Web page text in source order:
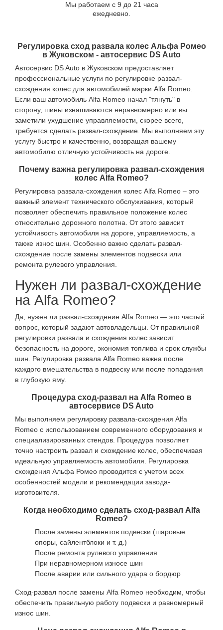
Мы работаем с 9 до 21 часа
ежедневно.
Регулировка сход развала колес Альфа Ромео
в Жуковском - автосервис DS Auto
Автосервис DS Auto в Жуковском предоставляет
профессиональные услуги по регулировке развал-
схождения колес для автомобилей марки Alfa Romeo.
Если ваш автомобиль Alfa Romeo начал "тянуть" в
сторону, шины изнашиваются неравномерно или вы
заметили ухудшение управляемости, скорее всего,
требуется сделать развал-схождение. Мы выполняем эту
услугу быстро и качественно, возвращая вашему
автомобилю отличную устойчивость на дороге.
Почему важна регулировка развал-схождения
колес Alfa Romeo?
Регулировка развала-схождения колес Alfa Romeo – это
важный элемент технического обслуживания, который
позволяет обеспечить правильное положение колес
относительно дорожного полотна. От этого зависит
устойчивость автомобиля на дороге, управляемость, а
также износ шин. Особенно важно сделать развал-
схождение после замены элементов подвески или
ремонта рулевого управления.
Нужен ли развал-схождение
на Alfa Romeo?
Да, нужен ли развал-схождение Alfa Romeo — это частый
вопрос, который задают автовладельцы. От правильной
регулировки развала и схождения колес зависит
безопасность на дороге, экономия топлива и срок службы
шин. Регулировка развала Alfa Romeo важна после
каждого вмешательства в подвеску или после попадания
в глубокую яму.
Процедура сход-развал на Alfa Romeo в
автосервисе DS Auto
Мы выполняем регулировку развала-схождения Alfa
Romeo с использованием современного оборудования и
специализированных стендов. Процедура позволяет
точно настроить развал и схождение колес, обеспечивая
идеальную управляемость автомобиля. Регулировка
схождения Альфа Ромео проводится с учетом всех
особенностей модели и рекомендации завода-
изготовителя.
Когда необходимо сделать сход-развал Alfa
Romeo?
После замены элементов подвески (шаровые
опоры, сайлентблоки и т. д.)
После ремонта рулевого управления
При неравномерном износе шин
После аварии или сильного удара о бордюр
Сход-развал после замены Alfa Romeo необходим, чтобы
обеспечить правильную работу подвески и равномерный
износ шин.